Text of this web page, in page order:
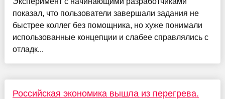
показал, что пользователи завершали задания не
быстрее коллег без помощника, но хуже понимали
использованные концепции и слабее справлялись с
отладк...
Российская экономика вышла из перегрева.